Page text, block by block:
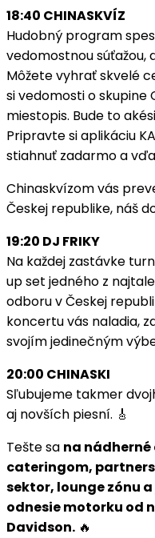
18:40 CHINASKVÍZ
Hudobný program
vedomostnou súťažou,
Môžete vyhrať skvelé
si vedomosti o skupine
miestopis. Bude to
Pripravte si aplikáciu
stiahnuť zadarmo a
Chinaskvízom vás
Českej republike, náš
19:20 DJ FRIKY
Na každej zastávke
up set jedného z
odboru v Českej
koncertu vás naladia,
svojím jedinečným
20:00 CHINASKI
Sľubujeme takmer
aj novších piesní. 🎸
Tešte sa na
cateringom,
sektor, lounge zónu
odnesie motorku od
Davidson. 🔥